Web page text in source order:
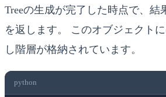
Treeの生成が完了した時点で、結
を返します。 このオブジェクト
し階層が格納されています。
python